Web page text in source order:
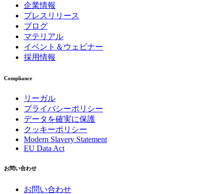
企業情報
プレスリリース
ブログ
マテリアル
イベント＆ウェビナー
採用情報
Compliance
リーガル
プライバシーポリシー
データを確実に保護
クッキーポリシー
Modern Slavery Statement
EU Data Act
お問い合わせ
お問い合わせ